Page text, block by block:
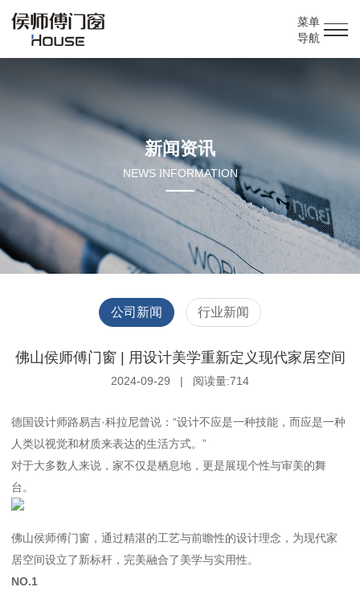
菜单
导航
新闻资讯
NEWS INFORMATION
公司新闻 行业新闻
佛山侯师傅门窗 | 用设计美学重新定义现代家居空间
2024-09-29 | 阅读量:714
德国设计师路易吉·科拉尼曾说：“设计不应是一种技能，而应是一种
人类以视觉和材质来表达的生活方式。”
对于大多数人来说，家不仅是栖息地，更是展现个性与审美的舞
台。
佛山侯师傅门窗，通过精湛的工艺与前瞻性的设计理念，为现代家
居空间设立了新标杆，完美融合了美学与实用性。
NO.1